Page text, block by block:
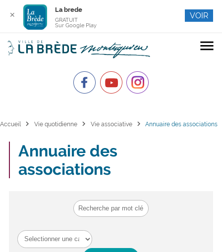
menu
Accueil chevron_right Vie quotidienne chevron_right Vie associative chevron_right Annuaire des associations
Annuaire des
associations
✕
La brede
GRATUIT
Sur Google Play
VOIR